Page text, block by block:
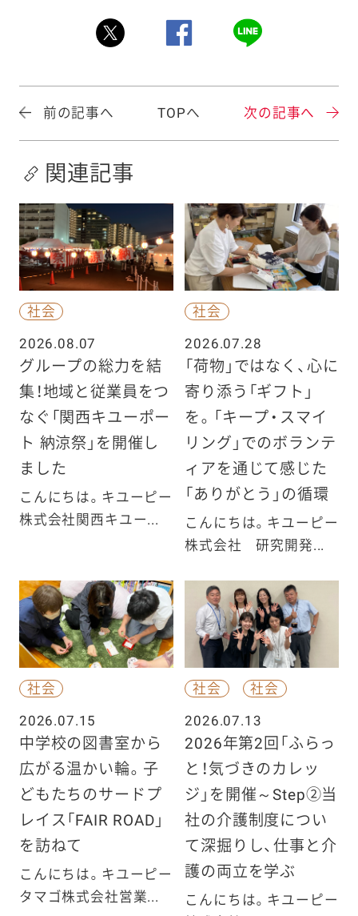
前の記事へ TOPへ 次の記事へ
関連記事
社会
2026.08.07
グループの総力を結
集！地域と従業員をつ
なぐ「関西キユーポー
ト 納涼祭」を開催し
ました
こんにちは。キユーピー
株式会社関西キユー...
社会
2026.07.28
「荷物」ではなく、心に
寄り添う「ギフト」
を。「キープ・スマイ
リング」でのボランテ
ィアを通じて感じた
「ありがとう」の循環
こんにちは。キユーピー
株式会社 研究開発...
社会
2026.07.15
中学校の図書室から
広がる温かい輪。子
どもたちのサードプ
レイス「FAIR ROAD」
を訪ねて
こんにちは。キユーピー
タマゴ株式会社営業...
社会
社会
2026.07.13
2026年第2回「ふらっ
と！気づきのカレッ
ジ」を開催～Step②当
社の介護制度につい
て深掘りし、仕事と介
護の両立を学ぶ
こんにちは。キユーピー